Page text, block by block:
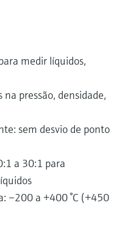
medir líquidos,
pressão, densidade,
sem desvio de ponto
a 30:1 para
–200 a +400 °C (+450